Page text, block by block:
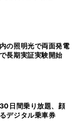
の照明光で両面発電
長期実証実験開始
30日間乗り放題、顔
デジタル乗車券